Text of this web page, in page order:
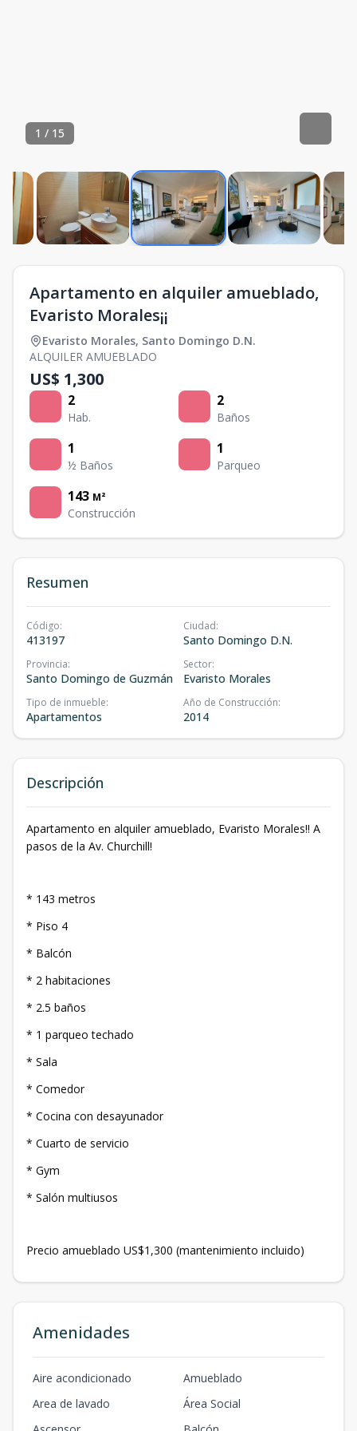
1 / 15
Apartamento en alquiler amueblado,
Evaristo Morales¡¡
Evaristo Morales, Santo Domingo D.N.
ALQUILER AMUEBLADO
US$ 1,300
2
Hab.
2
Baños
1
½ Baños
1
Parqueo
143 M²
Construcción
Resumen
Código:
413197
Ciudad:
Santo Domingo D.N.
Provincia:
Santo Domingo de Guzmán
Sector:
Evaristo Morales
Tipo de inmueble:
Apartamentos
Año de Construcción:
2014
Descripción
Apartamento en alquiler amueblado, Evaristo Morales!! A
pasos de la Av. Churchill!
* 143 metros
* Piso 4
* Balcón
* 2 habitaciones
* 2.5 baños
* 1 parqueo techado
* Sala
* Comedor
* Cocina con desayunador
* Cuarto de servicio
* Gym
* Salón multiusos
Precio amueblado US$1,300 (mantenimiento incluido)
Amenidades
Aire acondicionado
Amueblado
Area de lavado
Área Social